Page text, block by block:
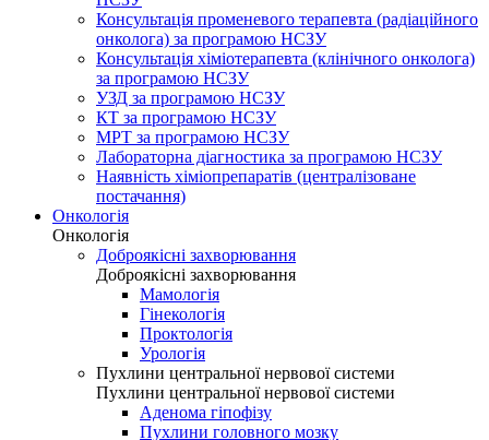
Консультація променевого терапевта (радіаційного
онколога) за програмою НСЗУ
Консультація хіміотерапевта (клінічного онколога)
за програмою НСЗУ
УЗД за програмою НСЗУ
КТ за програмою НСЗУ
МРТ за програмою НСЗУ
Лабораторна діагностика за програмою НСЗУ
Наявність хіміопрепаратів (централізоване
постачання)
Онкологія
Онкологія
Доброякісні захворювання
Доброякісні захворювання
Мамологія
Гінекологія
Проктологія
Урологія
Пухлини центральної нервової системи
Пухлини центральної нервової системи
Аденома гіпофізу
Пухлини головного мозку